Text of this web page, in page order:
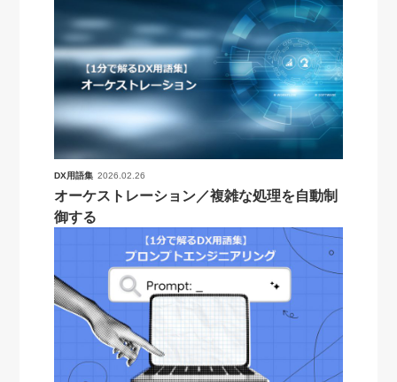
DX用語集 2026.02.26
オーケストレーション／複雑な処理を自動制
御する